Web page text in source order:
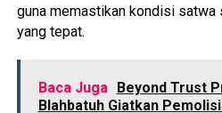
guna memastikan kondisi satwa
yang tepat.
Baca Juga Beyond Trust
Blahbatuh Giatkan